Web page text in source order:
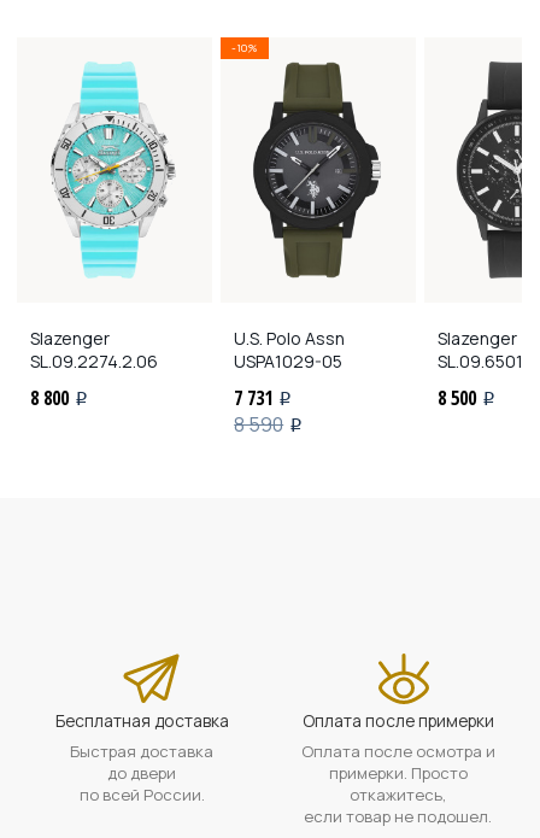
Slazenger
SL.09.2274.2.06
8 800 i
-10%
U.S. Polo Assn
USPA1029-05
7 731 i
8 590 i
Slazenger
8 500 i
Бесплатная доставка
Быстрая доставка
до двери
по всей России.
Оплата после примерки
Оплата после осмотра и
примерки. Просто
откажитесь,
если товар не подошел.